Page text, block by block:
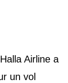
Airline a
un vol